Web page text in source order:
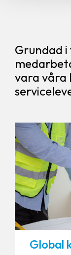
Grundad
vara våra
Global